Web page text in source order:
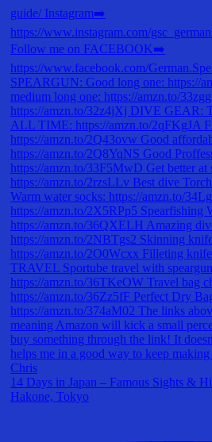
14 Days in Japan – Famous Sights &
Hakone, Tokyo